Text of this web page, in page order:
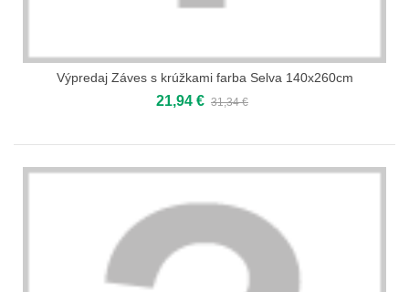
Výpredaj Záves s krúžkami farba Selva 140x260cm
21,94 € 31,34 €